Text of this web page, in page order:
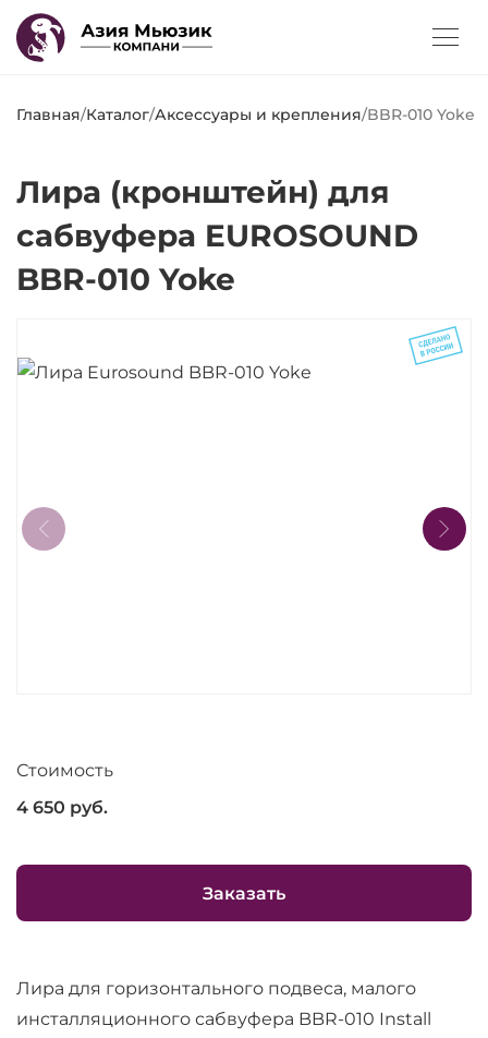
Главная/Каталог/Аксессуары и крепления/BBR-010 Yoke
Лира (кронштейн) для
сабвуфера EUROSOUND
BBR-010 Yoke
Стоимость
4 650 руб.
Заказать
Лира для горизонтального подвеса, малого
инсталляционного сабвуфера BBR-010 Install